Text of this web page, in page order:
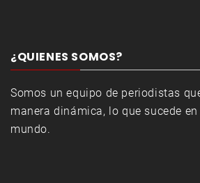
¿QUIENES SOMOS?
Somos un equipo de periodistas
manera dinámica, lo que sucede
mundo.